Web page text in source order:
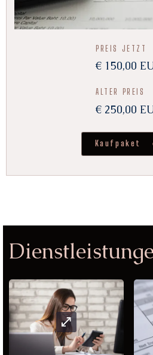
PREIS JETZT
€ 150,00
ALTER PREIS
€ 250,00
Kaufpaket